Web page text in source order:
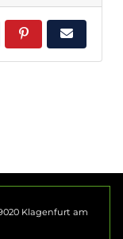
Klagenfurt am